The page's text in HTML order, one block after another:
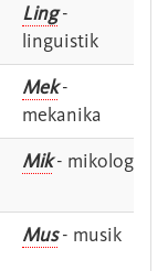
Ling-
linguistik
Mek-
mekanika
Mik- mikologi
Mus- musik